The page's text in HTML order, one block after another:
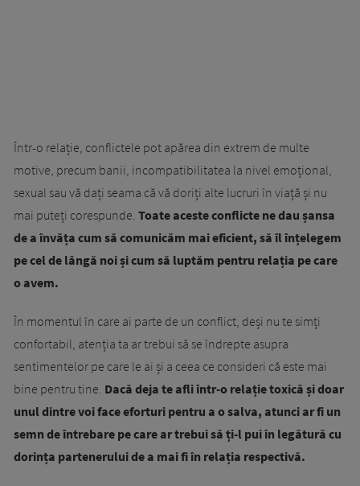
Într-o relație, conflictele pot apărea din extrem de multe
motive, precum banii, incompatibilitatea la nivel emoțional,
sexual sau vă dați seama că vă doriți alte lucruri în viață și nu
mai puteți corespunde. Toate aceste conflicte ne dau șansa
de a învăța cum să comunicăm mai eficient, să îl înțelegem
pe cel de lângă noi și cum să luptăm pentru relația pe care
o avem.
În momentul în care ai parte de un conflict, deși nu te simți
confortabil, atenția ta ar trebui să se îndrepte asupra
sentimentelor pe care le ai și a ceea ce consideri că este mai
bine pentru tine. Dacă deja te afli într-o relație toxică și doar
unul dintre voi face eforturi pentru a o salva, atunci ar fi un
semn de întrebare pe care ar trebui să ți-l pui în legătură cu
dorința partenerului de a mai fi în relația respectivă.